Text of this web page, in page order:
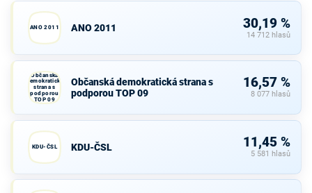
ANO 2011 ANO 2011 30,19 %
14 712 hlasů
Občanská
demokratická
strana s
podporou
TOP 09
Občanská demokratická strana s
podporou TOP 09
16,57 %
8 077 hlasů
KDU-ČSL KDU-ČSL 11,45 %
5 581 hlasů